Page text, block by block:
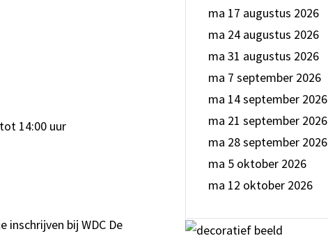
14:00 uur
inschrijven bij WDC De
ma 17 augustus 2026
ma 24 augustus 2026
ma 31 augustus 2026
ma 7 september 2026
ma 14 september 2026
ma 21 september 2026
ma 28 september 2026
ma 5 oktober 2026
ma 12 oktober 2026